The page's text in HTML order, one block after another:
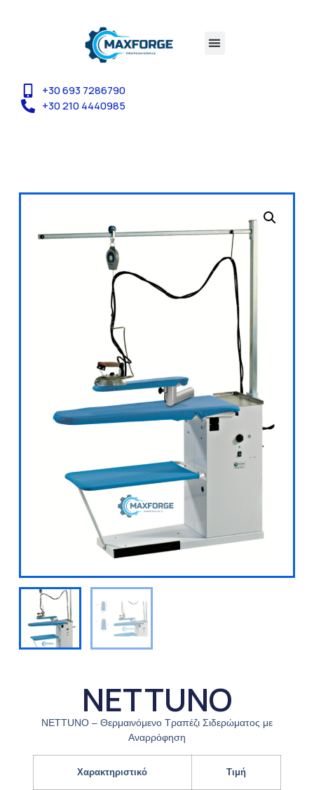
+30 693 7286790
+30 210 4440985
NETTUNO
NETTUNO – Θερμαινόμενο Τραπέζι Σιδερώματος με
Αναρρόφηση
Χαρακτηριστικό Τιμή